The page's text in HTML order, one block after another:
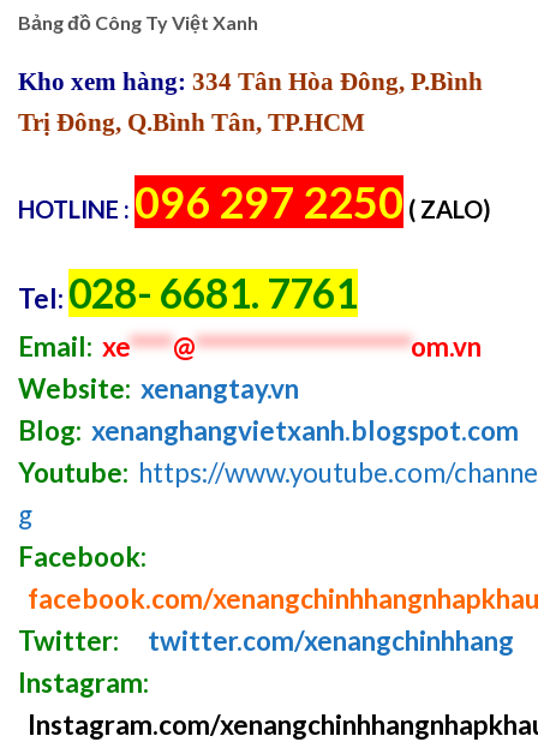
Bảng đồ Công Ty Việt Xanh
Kho xem hàng: 334 Tân Hòa Đông, P.Bình
Trị Đông, Q.Bình Tân, TP.HCM
HOTLINE : 096 297 2250 ( ZALO)
Tel: 028- 6681. 7761
Email: xe****@********************om.vn
Website: xenangtay.vn
Blog: xenanghangvietxanh.blogspot.com
Youtube: https://www.youtube.com/
g
Facebook:
facebook.com/xenangchinhhangnhapkhau
Twitter:
twitter.com/xenangchinhhang
Instagram:
Instagram.com/